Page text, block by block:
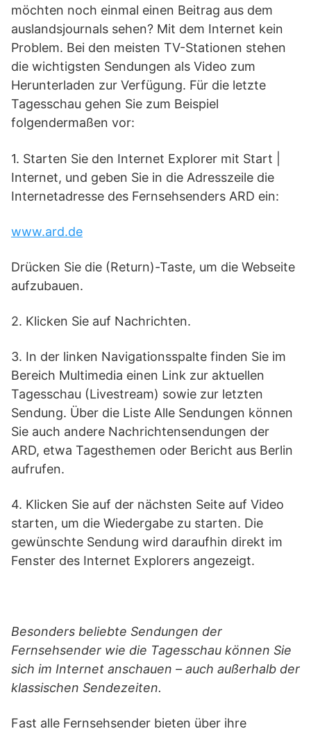
möchten noch einmal einen Beitrag aus dem
auslandsjournals sehen? Mit dem Internet kein
Problem. Bei den meisten TV-Stationen stehen
die wichtigsten Sendungen als Video zum
Herunterladen zur Verfügung. Für die letzte
Tagesschau gehen Sie zum Beispiel
folgendermaßen vor:
1. Starten Sie den Internet Explorer mit Start |
Internet, und geben Sie in die Adresszeile die
Internetadresse des Fernsehsenders ARD ein:
www.ard.de
Drücken Sie die (Return)-Taste, um die Webseite
aufzubauen.
2. Klicken Sie auf Nachrichten.
3. In der linken Navigationsspalte finden Sie im
Bereich Multimedia einen Link zur aktuellen
Tagesschau (Livestream) sowie zur letzten
Sendung. Über die Liste Alle Sendungen können
Sie auch andere Nachrichtensendungen der
ARD, etwa Tagesthemen oder Bericht aus Berlin
aufrufen.
4. Klicken Sie auf der nächsten Seite auf Video
starten, um die Wiedergabe zu starten. Die
gewünschte Sendung wird daraufhin direkt im
Fenster des Internet Explorers angezeigt.
Besonders beliebte Sendungen der
Fernsehsender wie die Tagesschau können Sie
sich im Internet anschauen – auch außerhalb der
klassischen Sendezeiten.
Fast alle Fernsehsender bieten über ihre